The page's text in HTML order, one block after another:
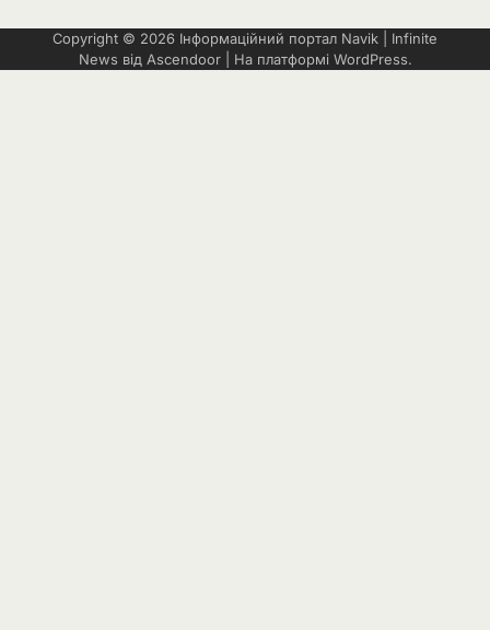
Copyright © 2026 Інформаційний портал Navik | Infinite
News від Ascendoor| На платформі WordPress.